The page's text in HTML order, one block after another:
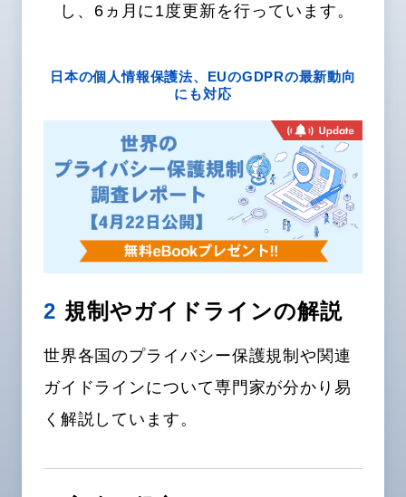
し、6ヵ月に1度更新を行っています。
日本の個人情報保護法、EUのGDPRの最新動向
にも対応
2 規制やガイドラインの解説
世界各国のプライバシー保護規制や関連
ガイドラインについて専門家が分かり易
く解説しています。